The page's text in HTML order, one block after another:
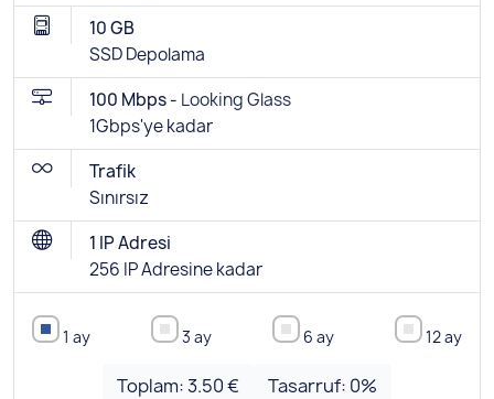
10 GB
SSD Depolama
100 Mbps - Looking Glass
1Gbps'ye kadar
Trafik
Sınırsız
1 IP Adresi
256 IP Adresine kadar
1 ay 3 ay 6 ay 12 ay
Toplam:3.50 € Tasarruf: 0%